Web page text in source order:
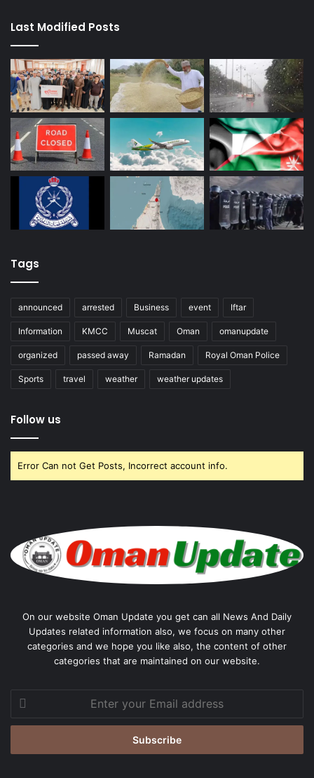
Last Modified Posts
Tags
announced arrested Business event Iftar
Information KMCC Muscat Oman omanupdate
organized passed away Ramadan Royal Oman Police
Sports travel weather weather updates
Follow us
Error Can not Get Posts, Incorrect account info.
On our website Oman Update you get can all News And Daily
Updates related information also, we focus on many other
categories and we hope you like also, the content of other
categories that are maintained on our website.
your
Email